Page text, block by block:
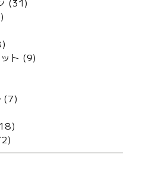
ト (9)
(7)